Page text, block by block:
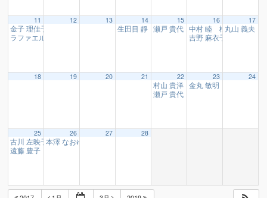
11
金子 理佳子 様、岸井 初美 様（芝居屋） 10:10
ラファエル・モイセ・エレディア 様（パーカッショニスト）20:00
12 13 14
生田目 靜 様（小田原税務署 副署長）10:05
15
瀬戸 貴代 様（抽象画作家）13:30
16
中村 睦 様（かいせい
吉野 麻衣子 様
17
丸山 義夫
18 19 20 21 22
村山 貴洋 様（小田原市消防本
瀬戸 貴代 様（抽象画作家）
23
金丸 敏明 様
24
25
古川 左映子 様（神奈川近代文学館）
遠藤 豊子 様（小田原えがりて 会長）
26
本澤 なおゆき 様（開成ジュニアアンサンブル ブルーバーズ）
27 28